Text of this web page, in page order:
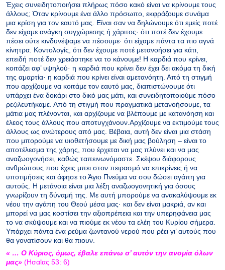
Έχεις συνειδητοποιήσει πλήρως πόσο κακό είναι να κρίνουμε τους
άλλους; Όταν κρίνουμε ένα άλλο πρόσωπο, εκφράζουμε συνάμα
μια κρίση για τον εαυτό μας. Είναι σαν να δηλώνουμε ότι εμείς ποτέ
δεν είχαμε ανάγκη συγχώρεσης ή χάριτος· ότι ποτέ δεν έχουμε
πέσει ούτε κινδυνέψαμε να πέσουμε· ότι είχαμε πάντα τα πιο αγνά
κίνητρα. Κοντολογίς, ότι δεν έχουμε ποτέ μετανοήσει για κάτι,
επειδή ποτέ δεν χρειάστηκε να το κάνουμε! Η καρδιά που κρίνει,
κοιτάζει αφ’ υψηλού· η καρδιά που κρίνει δεν έχει δει ακόμα τη δική
της αμαρτία· η καρδιά που κρίνει είναι αμετανόητη. Από τη στιγμή
που αρχίζουμε να κοιτάμε τον εαυτό μας, διαπιστώνουμε ότι
υπάρχει ένα δοκάρι στο δικό μας μάτι, και συνειδητοποιούμε πόσο
ρεζιλευτήκαμε. Από τη στιγμή που πραγματικά μετανοήσουμε, τα
μάτια μας πλένονται, και αρχίζουμε να βλέπουμε με κατανόηση και
έλεος τους άλλους που αποτυγχάνουν.Αρχίζουμε να εκτιμούμε τους
άλλους ως ανώτερους από μας. Βέβαια, αυτή δεν είναι μια στάση
που μπορούμε να υιοθετήσουμε με δική μας βούληση – είναι το
αποτέλεσμα της χάρης, που έρχεται να μας πλύνει και να μας
αναζωογονήσει, καθώς ταπεινωνόμαστε. Σκέψου διάφορους
ανθρώπους που έχεις μπει στον πειρασμό να επικρίνεις ή να
υποτιμήσεις και άφησε το Άγιο Πνεύμα να σου δώσει αγάπη για
αυτούς. Η μετάνοια είναι μια λέξη αναζωογονητική για όσους
γνωρίζουν τη δύναμή της. Με αυτή μπορούμε να ανακαλύψουμε εκ
νέου την αγάπη του Θεού μέσα μας· και δεν είναι μακριά, αν και
μπορεί να μας κοστίσει την αξιοπρέπεια και την υπερηφάνεια μας
το να σκύψουμε και να πιούμε εκ νέου τα ελέη του Κυρίου σήμερα.
Υπάρχει πάντα ένα ρεύμα ζωντανού νερού που ρέει γι’ αυτούς που
θα γονατίσουν και θα πιουν.
« … Ο Kύριoς, όμως, έβαλε επάνω σ’ αυτόν την ανομία όλων
μας» (Ησαϊας 53: 6)